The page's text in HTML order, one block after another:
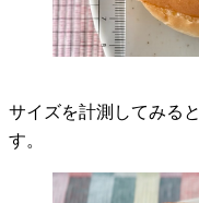
サイズを計測してみる
す。